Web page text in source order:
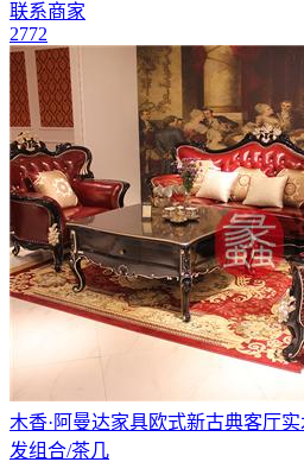
联系商家
2772
木香·阿曼达家具欧式新古典客厅
发组合/茶几